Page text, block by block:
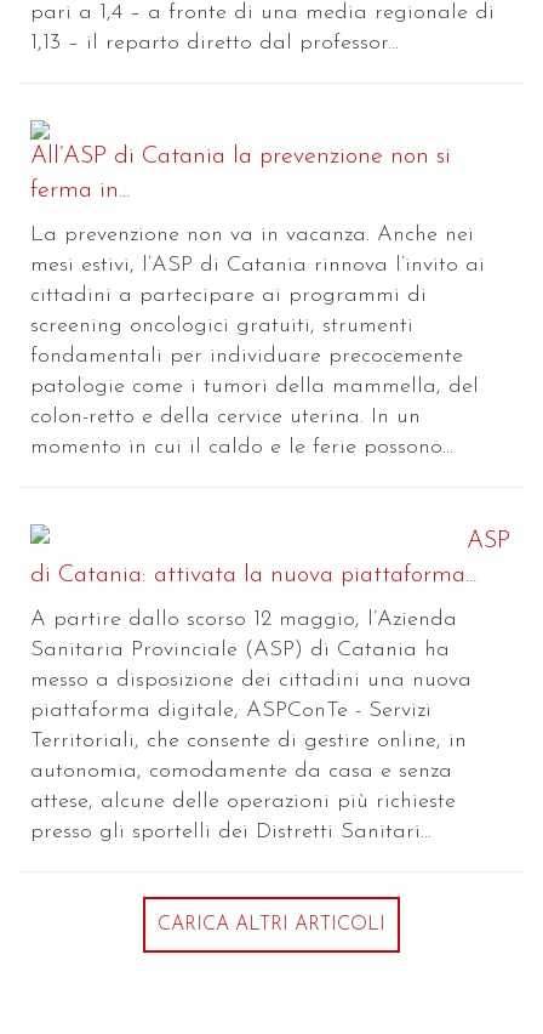
pari a 1,4 – a fronte di una media regionale di
1,13 – il reparto diretto dal professor...
All’ASP di Catania la prevenzione non si
ferma in...
La prevenzione non va in vacanza. Anche nei
mesi estivi, l’ASP di Catania rinnova l’invito ai
cittadini a partecipare ai programmi di
screening oncologici gratuiti, strumenti
fondamentali per individuare precocemente
patologie come i tumori della mammella, del
colon-retto e della cervice uterina. In un
momento in cui il caldo e le ferie possono...
ASP
di Catania: attivata la nuova piattaforma...
A partire dallo scorso 12 maggio, l’Azienda
Sanitaria Provinciale (ASP) di Catania ha
messo a disposizione dei cittadini una nuova
piattaforma digitale, ASPConTe - Servizi
Territoriali, che consente di gestire online, in
autonomia, comodamente da casa e senza
attese, alcune delle operazioni più richieste
presso gli sportelli dei Distretti Sanitari...
CARICA ALTRI ARTICOLI